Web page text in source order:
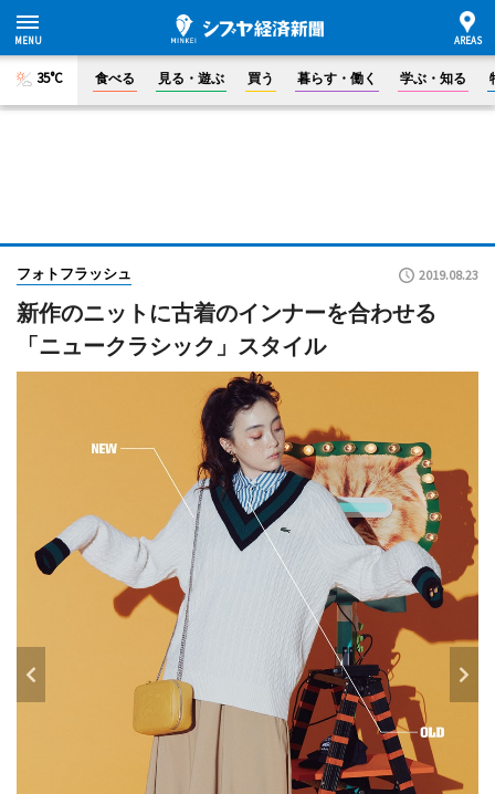
35°C 食べる 見る・遊ぶ 買う 暮らす・働く 学ぶ・知る
フォトフラッシュ 2019.08.23
新作のニットに古着のインナーを合わせる
「ニュークラシック」スタイル